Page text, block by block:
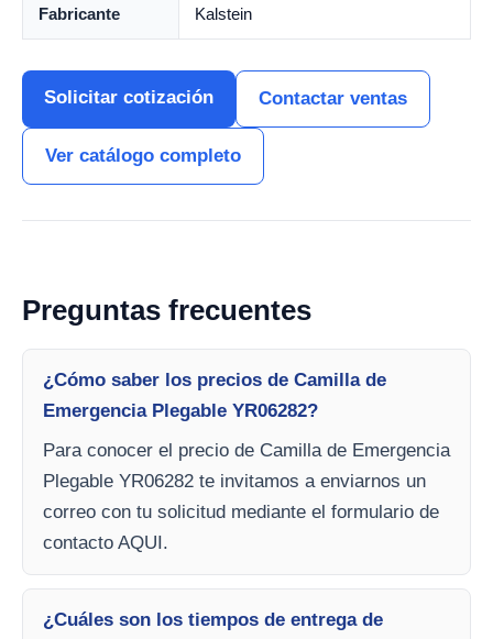
Fabricante Kalstein
Solicitar cotización Contactar ventas
Ver catálogo completo
Preguntas frecuentes
¿Cómo saber los precios de Camilla de
Emergencia Plegable YR06282?
Para conocer el precio de Camilla de Emergencia
Plegable YR06282 te invitamos a enviarnos un
correo con tu solicitud mediante el formulario de
contacto AQUI.
¿Cuáles son los tiempos de entrega de